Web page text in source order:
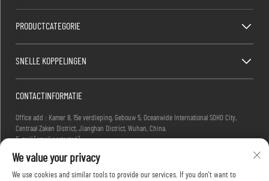
PRODUCTCATEGORIE
SNELLE KOPPELINGEN
CONTACTINFORMATIE
Office add : Kamer 8, 15e verdieping, Gebouw 5, Oceanwide International SOHO City,
Centraal Zaken District, Jianghan District, Wuhan, China.
E-mail:[email protected]
We value your privacy
We use cookies and similar tools to provide our services. If you don't want to